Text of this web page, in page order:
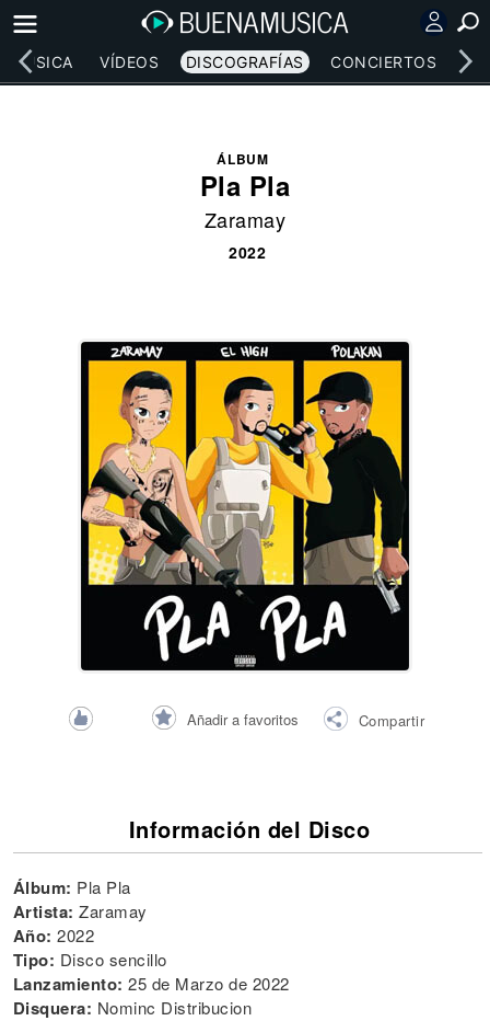
MÚSICA VÍDEOS DISCOGRAFÍAS CONCIERTOS
ÁLBUM
Pla Pla
Zaramay
2022
Añadir a favoritos Compartir
Información del Disco
Álbum: Pla Pla
Artista: Zaramay
Año: 2022
Tipo: Disco sencillo
Lanzamiento: 25 de Marzo de 2022
Disquera: Nominc Distribucion